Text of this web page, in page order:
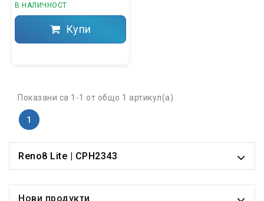
В НАЛИЧНОСТ
Купи
Показани са 1-1 от общо 1 артикул(а)
1
Reno8 Lite | CPH2343
Нови продукти